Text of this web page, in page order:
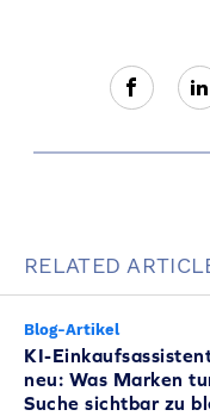
RELATED
Blog-Artikel
KI-
neu: Was Marken
Suche sichtbar zu